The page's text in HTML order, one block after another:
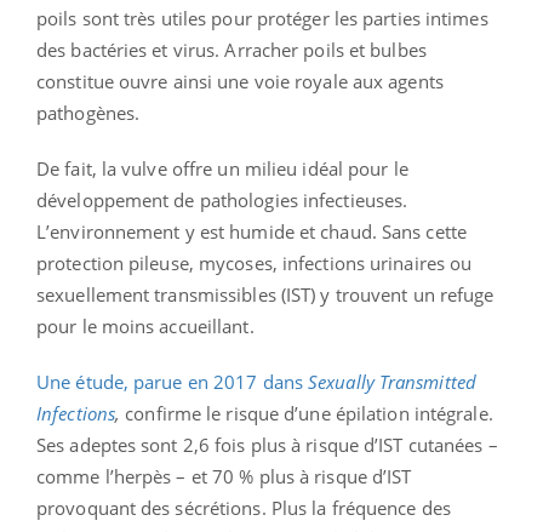
poils sont très utiles pour protéger les parties intimes
des bactéries et virus. Arracher poils et bulbes
constitue ouvre ainsi une voie royale aux agents
pathogènes.
De fait, la vulve offre un milieu idéal pour le
développement de pathologies infectieuses.
L’environnement y est humide et chaud. Sans cette
protection pileuse, mycoses, infections urinaires ou
sexuellement transmissibles (IST) y trouvent un refuge
pour le moins accueillant.
Une étude, parue en 2017 dans Sexually Transmitted
Infections, confirme le risque d’une épilation intégrale.
Ses adeptes sont 2,6 fois plus à risque d’IST cutanées –
comme l’herpès – et 70 % plus à risque d’IST
provoquant des sécrétions. Plus la fréquence des